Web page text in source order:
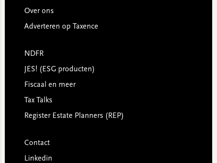
Over ons
Adverteren op Taxence
NDFR
JES! (ESG producten)
Fiscaal en meer
Tax Talks
Register Estate Planners (REP)
Contact
Linkedin